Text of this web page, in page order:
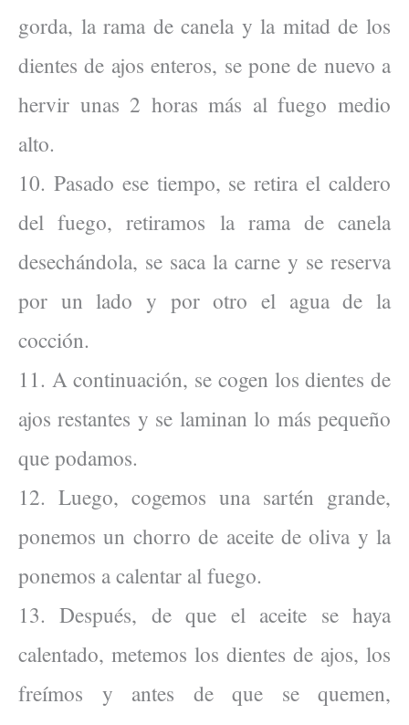
gorda, la rama de canela y la mitad de los
dientes de ajos enteros, se pone de nuevo a
hervir unas 2 horas más al fuego medio
alto.
10. Pasado ese tiempo, se retira el caldero
del fuego, retiramos la rama de canela
desechándola, se saca la carne y se reserva
por un lado y por otro el agua de la
cocción.
11. A continuación, se cogen los dientes de
ajos restantes y se laminan lo más pequeño
que podamos.
12. Luego, cogemos una sartén grande,
ponemos un chorro de aceite de oliva y la
ponemos a calentar al fuego.
13. Después, de que el aceite se haya
calentado, metemos los dientes de ajos, los
freímos y antes de que se quemen,